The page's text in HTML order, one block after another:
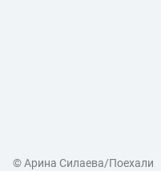
© Арина Силаева/Поехали